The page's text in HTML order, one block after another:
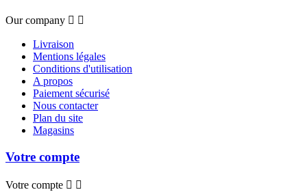
Our company  
Livraison
Mentions légales
Conditions d'utilisation
A propos
Paiement sécurisé
Nous contacter
Plan du site
Magasins
Votre compte
Votre compte  